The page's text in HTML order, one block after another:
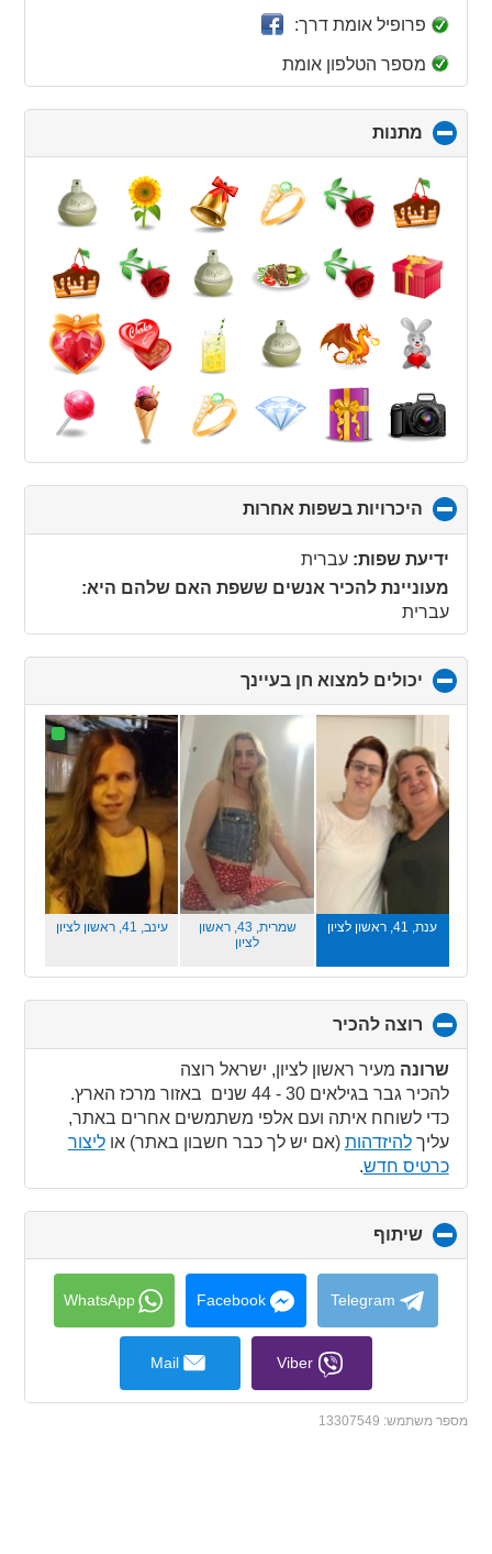
פרופיל אומת דרך:
מספר הטלפון אומת
מתנות
to
collapse
contents
היכרויות בשפות אחרות
to
ידיעת שפות: עברית
מעוניינת להכיר אנשים ששפת האם שלהם היא:
עברית
יכולים למצוא חן בעיינך
to
collapse
contents
ענת, 41, ראשון לציון שמרית, 43,
ראשון
לציון
עינב, 41, ראשון לציון
רוצה להכיר
to
collapse
contents
שרונה מעיר ראשון לציון, ישראל רוצה
להכיר גבר בגילאים 30 - 44 שנים באזור מרכז הארץ.
כדי לשוחח איתה ועם אלפי משתמשים אחרים באתר,
עליךלהיזדהות (אם יש לך כבר חשבון באתר) אוליצור
כרטיס חדש.
שיתוף
to
collapse
contents
Telegram
Facebook
WhatsApp
Viber
Mail
מספר משתמש: 13307549